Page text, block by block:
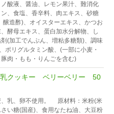
酸液、醤油、レモン果汁、難消化
、食塩、香辛料、肉エキス、砂糖
醸造酢)、オイスターエキス、かつお
酵母エキス、蛋白加水分解物、し
(加工でんぷん、増粘多糖類)、調味
ポリグルタミン酸、(一部に小麦・
肉・もも・りんごを含む)
乳クッキー ベリーベリー 50
、乳、卵不使用。 原材料：米粉(米
い糖(国産)、食用なたね油、大豆粉